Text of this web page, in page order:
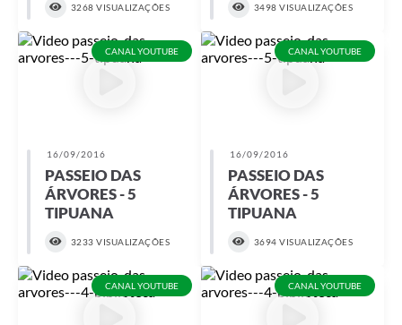
3268 VISUALIZAÇÕES 3498 VISUALIZAÇÕES
CANAL YOUTUBE
16/09/2016
PASSEIO DAS
ÁRVORES - 5
TIPUANA
3233 VISUALIZAÇÕES
CANAL YOUTUBE
16/09/2016
PASSEIO DAS
ÁRVORES - 5
TIPUANA
3694 VISUALIZAÇÕES
CANAL YOUTUBE CANAL YOUTUBE